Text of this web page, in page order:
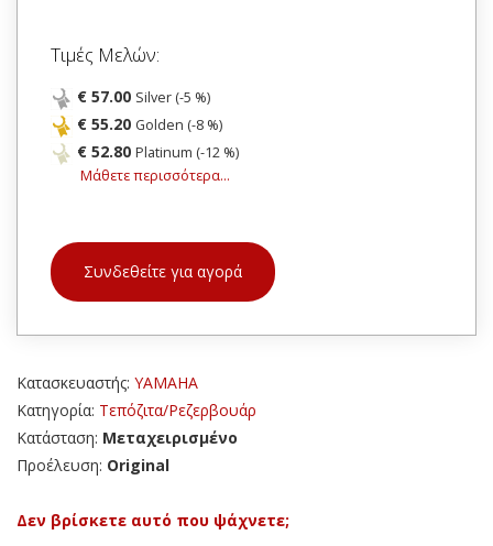
Τιμές Μελών:
€ 57.00 Silver (-5 %)
€ 55.20 Golden (-8 %)
€ 52.80 Platinum (-12 %)
Μάθετε περισσότερα...
Συνδεθείτε για αγορά
Κατασκευαστής: YAMAHA
Κατηγορία: Τεπόζιτα/Ρεζερβουάρ
Κατάσταση: Μεταχειρισμένο
Προέλευση: Original
Δεν βρίσκετε αυτό που ψάχνετε;